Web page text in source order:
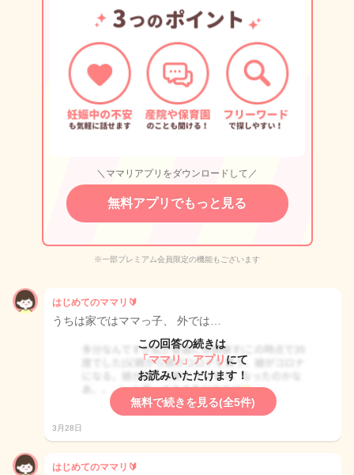
＼ママリアプリをダウンロードして／
無料アプリでもっと見る
※一部プレミアム会員限定の機能もございます
はじめてのママリ🔰
うちは家ではママっ子、 外では…
この回答の続きは
「ママリ」アプリ にて
お読みいただけます！
無料で続きを見る(全5件)
3月28日
はじめてのママリ🔰